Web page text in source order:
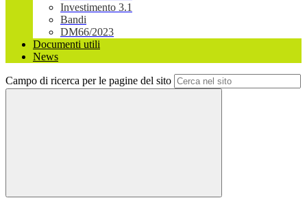
Investimento 3.1
Bandi
DM66/2023
Documenti utili
News
Campo di ricerca per le pagine del sito